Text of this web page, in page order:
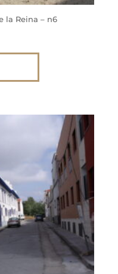
la Reina – n6